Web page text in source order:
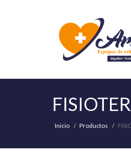
Inicio Productos